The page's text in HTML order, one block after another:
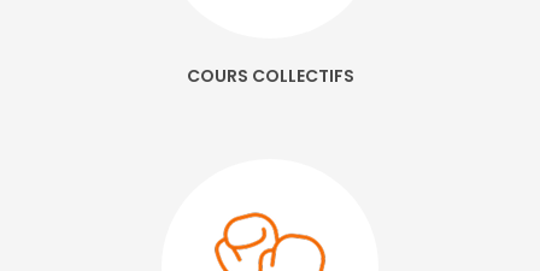
COURS COLLECTIFS